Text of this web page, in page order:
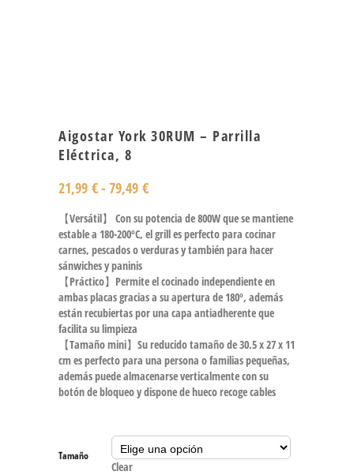
Aigostar York 30RUM – Parrilla
Eléctrica, 8
21,99 €- 79,49 €
【Versátil】 Con su potencia de 800W que se mantiene
estable a 180-200ºC, el grill es perfecto para cocinar
carnes, pescados o verduras y también para hacer
sánwiches y paninis
【Práctico】Permite el cocinado independiente en
ambas placas gracias a su apertura de 180º, además
están recubiertas por una capa antiadherente que
facilita su limpieza
【Tamaño mini】Su reducido tamaño de 30.5 x 27 x 11
cm es perfecto para una persona o familias pequeñas,
además puede almacenarse verticalmente con su
botón de bloqueo y dispone de hueco recoge cables
Tamaño
Clear